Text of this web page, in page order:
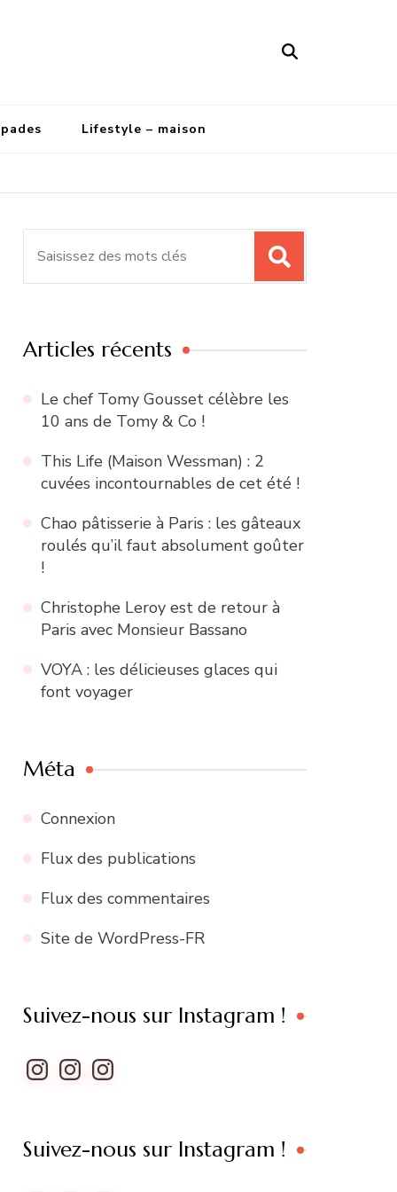
Lifestyle – maison
Articles récents
Le chef Tomy Gousset célèbre les
10 ans de Tomy & Co !
This Life (Maison Wessman) : 2
cuvées incontournables de cet été !
Chao pâtisserie à Paris : les gâteaux
roulés qu’il faut absolument goûter
!
Christophe Leroy est de retour à
Paris avec Monsieur Bassano
VOYA : les délicieuses glaces qui
font voyager
Méta
Connexion
Flux des publications
Flux des commentaires
Site de WordPress-FR
Suivez-nous sur Instagram !
Instagram
InstagramInstagram
Suivez-nous sur Instagram !